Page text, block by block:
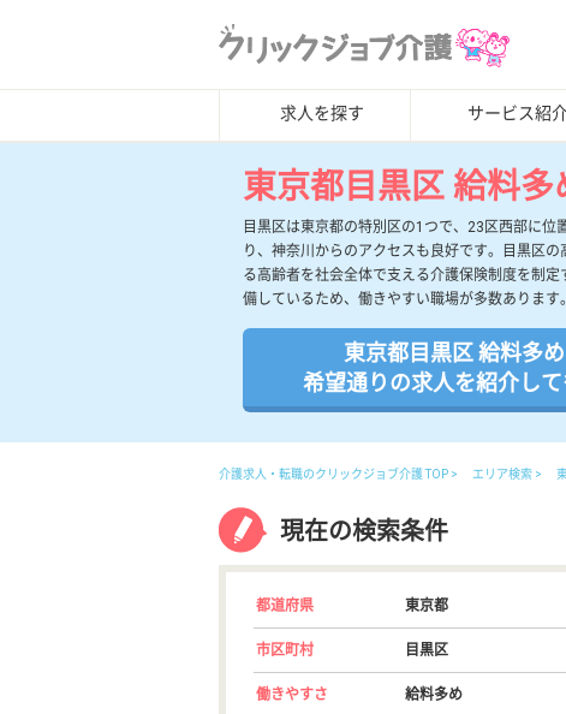
求人を探す サービス紹
東京都目黒区 給料多
目黒区は東京都の特別区の1つで、23区西部に
り、神奈川からのアクセスも良好です。目黒区
る高齢者を社会全体で支える介護保険制度を制
備しているため、働きやすい職場が多数あります。
東京都目黒区 給料多
希望通りの求人を紹介して
介護求人・転職のクリックジョブ介護 TOP エリア検索
現在の検索条件
都道府県 東京都
市区町村 目黒区
働きやすさ 給料多め